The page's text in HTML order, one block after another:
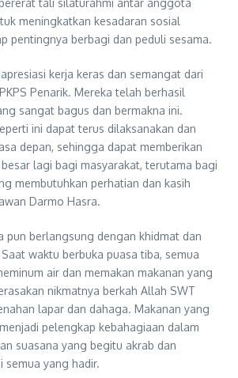
tali silaturahmi antar anggota
meningkatkan kesadaran sosial
pentingnya berbagi dan peduli sesama.
kerja keras dan semangat dari
Penarik. Mereka telah berhasil
sangat bagus dan bermakna ini.
ini dapat terus dilaksanakan dan
depan, sehingga dapat memberikan
lagi bagi masyarakat, terutama bagi
membutuhkan perhatian dan kasih
Darmo Hasra.
pun berlangsung dengan khidmat dan
waktu berbuka puasa tiba, semua
air dan memakan makanan yang
nikmatnya berkah Allah SWT
lapar dan dahaga. Makanan yang
pelengkap kebahagiaan dalam
suasana yang begitu akrab dan
semua yang hadir.